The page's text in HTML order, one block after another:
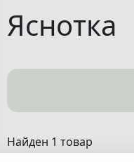
Яснотка
Найден 1 товар